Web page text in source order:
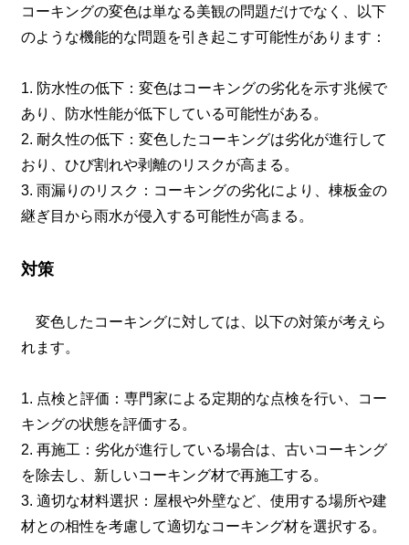
コーキングの変色は単なる美観の問題だけでなく、以下
のような機能的な問題を引き起こす可能性があります：
1. 防水性の低下：変色はコーキングの劣化を示す兆候で
あり、防水性能が低下している可能性がある。
2. 耐久性の低下：変色したコーキングは劣化が進行して
おり、ひび割れや剥離のリスクが高まる。
3. 雨漏りのリスク：コーキングの劣化により、棟板金の
継ぎ目から雨水が侵入する可能性が高まる。
対策
変色したコーキングに対しては、以下の対策が考えら
れます。
1. 点検と評価：専門家による定期的な点検を行い、コー
キングの状態を評価する。
2. 再施工：劣化が進行している場合は、古いコーキング
を除去し、新しいコーキング材で再施工する。
3. 適切な材料選択：屋根や外壁など、使用する場所や建
材との相性を考慮して適切なコーキング材を選択する。